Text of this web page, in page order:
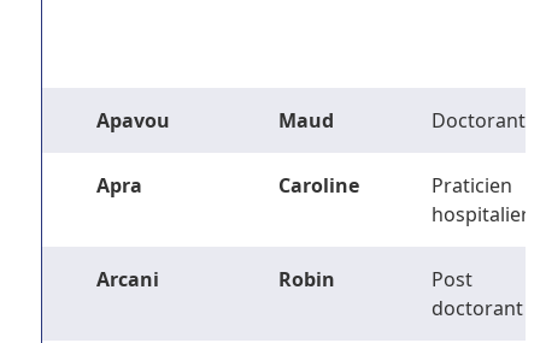
Apavou Maud Doctorant
Apra Caroline
Praticien
hospitalier
Arcani Robin
Post
doctorant